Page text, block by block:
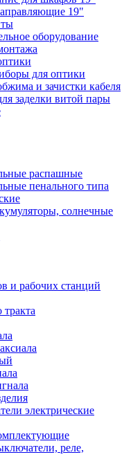
19"
оборудование
для оптики
и зачистки кабеля
заделки витой пары
распашные
пенального типа
солнечные
и рабочих станций
электрические
реле,